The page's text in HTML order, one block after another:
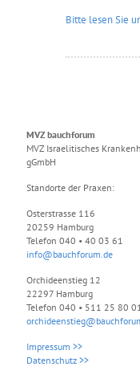
Bitte lesen Sie
MVZ bauchforum
MVZ Israelitisches
gGmbH
Standorte der Praxen:
Osterstrasse 116
20259 Hamburg
Telefon 040 • 40 03 61
info@bauchforum.de
Orchideenstieg 12
22297 Hamburg
Telefon 040 • 511 25 80
Impressum >>
Datenschutz >>